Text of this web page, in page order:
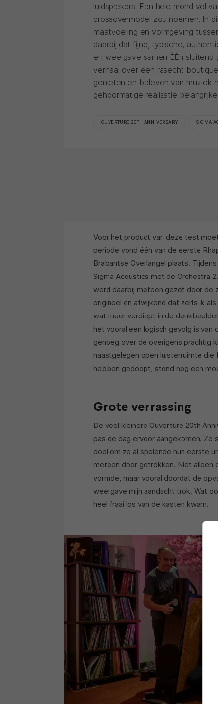
luidsprekers. Een hele mond vol
crossovermodel zou noemen. In
maatvoering en vormgeving
daarbij dat fijne, typische,
en weergave samen ÈÈn
verhaal over een rasecht
genieten en beleven van muziek
gehoormatige realisatie
OUVERTURE 20TH ANNIVERSARY SIGMA
Voor het product van deze test
periode vond één van de eerste
Brabantse Overlangel plaats.
Sigma Acoustics met de Orchestra
werd daarbij meteen gezet door de
origineel en afwijkend dat zelfs ik
wat meer verdiept in de
het vooral een logisch gevolg is van
genoeg over de overigens prachtig
naastgelegen open luisterruimte die
hebben gedoopt, stond nog een
Grote verrassing
De veel kleinere Ouverture 20th
pas de dag ervoor aangekomen.
doel om ze al spelende hun eerste
meteen door getrokken. Niet alleen
vormde, maar vooral doordat de
weergave mijn aandacht trok. Wat
heel fraai los van de kasten kwam.